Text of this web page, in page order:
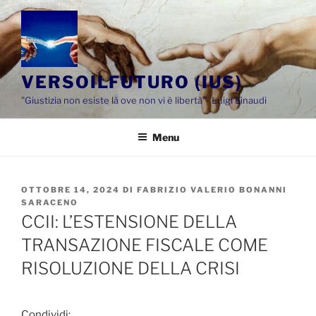
Salta
al
contenuto
VERSOILFUTURO (IUS)
"Giustizia non esiste là ove non vi è libertà"- Luigi Einaudi
Menu
PUBBLICATO
IL
OTTOBRE 14, 2024 DI FABRIZIO VALERIO BONANNI
SARACENO
CCII: L’ESTENSIONE DELLA
TRANSAZIONE FISCALE COME
RISOLUZIONE DELLA CRISI